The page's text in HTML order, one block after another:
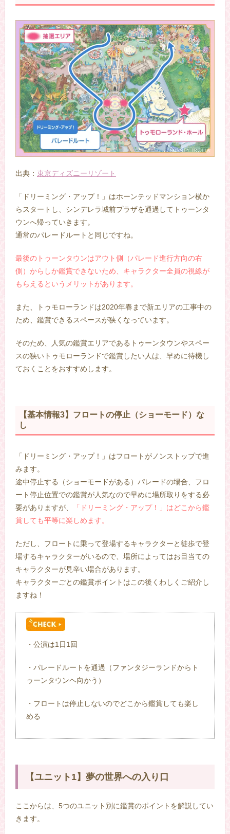
出典： 東京ディズニーリゾート
「ドリーミング・アップ！」はホーンテッドマンション横か
らスタートし、シンデレラ城前プラザを通過してトゥーンタ
ウンへ帰っていきます。
通常のパレードルートと同じですね。
最後のトゥーンタウンはアウト側（パレード進行方向の右
側）からしか鑑賞できないため、キャラクター全員の視線が
もらえるというメリットがあります。
また、トゥモローランドは2020年春まで新エリアの工事中の
ため、鑑賞できるスペースが狭くなっています。
そのため、人気の鑑賞エリアであるトゥーンタウンやスペー
スの狭いトゥモローランドで鑑賞したい人は、早めに待機し
ておくことをおすすめします。
【基本情報3】フロートの停止（ショーモード）な
し
「ドリーミング・アップ！」はフロートがノンストップで進
みます。
途中停止する（ショーモードがある）パレードの場合、フロ
ート停止位置での鑑賞が人気なので早めに場所取りをする必
要がありますが、
「ドリーミング・アップ！」はどこから鑑
賞しても平等に楽しめます。
ただし、フロートに乗って登場するキャラクターと徒歩で登
場するキャラクターがいるので、場所によってはお目当ての
キャラクターが見辛い場合があります。
キャラクターごとの鑑賞ポイントはこの後くわしくご紹介し
ますね！
・公演は1日1回
・パレードルートを通過（ファンタジーランドからト
ゥーンタウンヘ向かう）
・フロートは停止しないのでどこから鑑賞しても楽し
める
【ユニット1】夢の世界への入り口
ここからは、5つのユニット別に鑑賞のポイントを解説してい
きます。